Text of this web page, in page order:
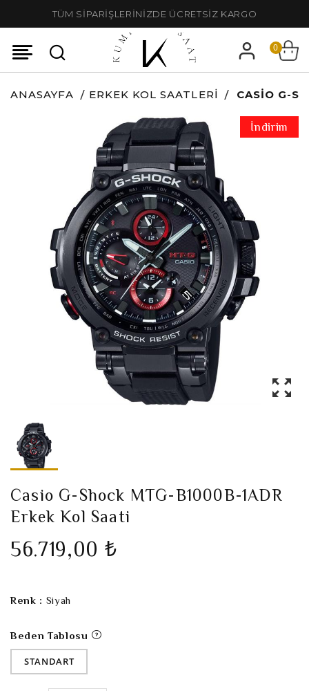
TÜM SİPARİŞLERİNİZDE ÜCRETSİZ KARGO
0
ANASAYFA ERKEK KOL SAATLERI CASIO G-
İndirim
Casio G-Shock MTG-B1000B-1ADR
Erkek Kol Saati
56.719,00 ₺
Renk : Siyah
Beden Tablosu
STANDART